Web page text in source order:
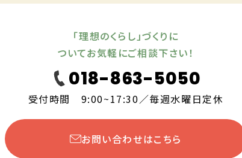
「理想のくらし」づくりに
ついてお気軽にご相談下さい！
018-863-5050
受付時間 9:00~17:30／毎週水曜日定休
お問い合わせはこちら